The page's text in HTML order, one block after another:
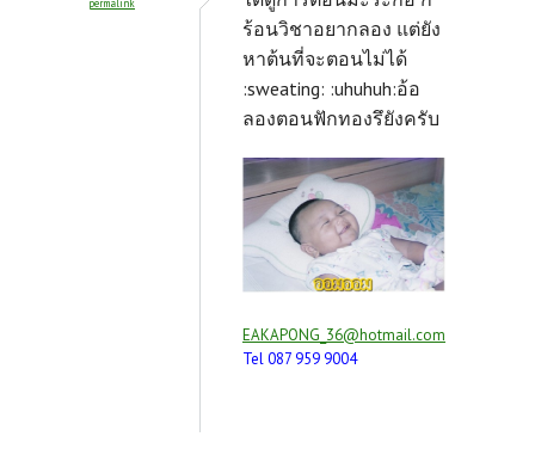
permalink
ร้อนวิชาอยากลอง แต่ยัง
หาต้นที่จะตอนไม่ได้
:sweating: :uhuhuh:อ้อ
ลองตอนฟักทองรึยังครับ
EAKAPONG_36@hotmail.com
Tel 087 959 9004